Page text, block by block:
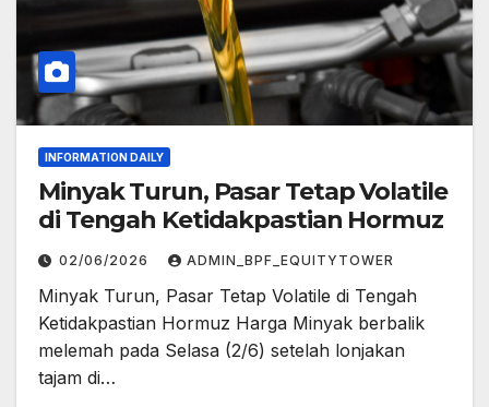
INFORMATION DAILY
Minyak Turun, Pasar Tetap Volatile
di Tengah Ketidakpastian Hormuz
02/06/2026 ADMIN_BPF_EQUITYTOWER
Minyak Turun, Pasar Tetap Volatile di Tengah
Ketidakpastian Hormuz Harga Minyak berbalik
melemah pada Selasa (2/6) setelah lonjakan
tajam di…